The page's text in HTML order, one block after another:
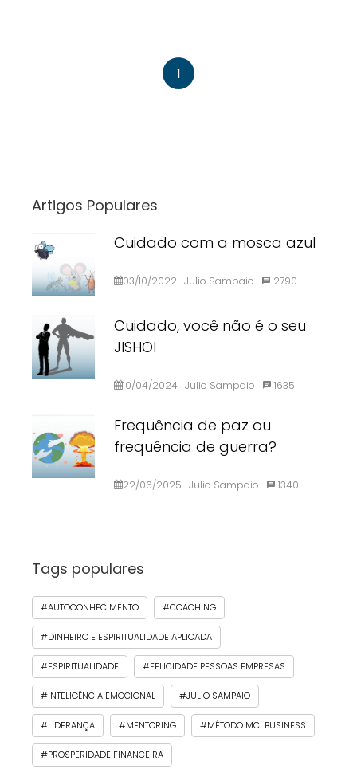
1
Artigos Populares
Cuidado com a mosca azul
03/10/2022 Julio Sampaio 2790
Cuidado, você não é o seu
JISHOI
10/04/2024 Julio Sampaio 1635
Frequência de paz ou
frequência de guerra?
22/06/2025 Julio Sampaio 1340
Tags populares
#AUTOCONHECIMENTO #COACHING
#DINHEIRO E ESPIRITUALIDADE APLICADA
#ESPIRITUALIDADE #FELICIDADE PESSOAS EMPRESAS
#INTELIGÊNCIA EMOCIONAL #JULIO SAMPAIO
#LIDERANÇA #MENTORING #MÉTODO MCI BUSINESS
#PROSPERIDADE FINANCEIRA